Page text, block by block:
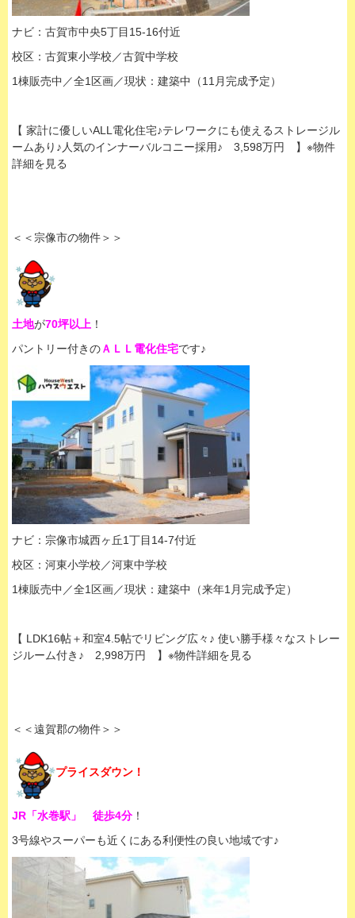
ナビ：古賀市中央5丁目15-16付近
校区：古賀東小学校／古賀中学校
1棟販売中／全1区画／現状：建築中（11月完成予定）
【 家計に優しいALL電化住宅♪テレワークにも使えるストレージル
ームあり♪人気のインナーバルコニー採用♪ 3,598万円 】※物件
詳細を見る
＜＜宗像市の物件＞＞
土地が70坪以上 ！
パントリー付きのＡＬＬ電化住宅です♪
ナビ：宗像市城西ヶ丘1丁目14-7付近
校区：河東小学校／河東中学校
1棟販売中／全1区画／現状：建築中（来年1月完成予定）
【 LDK16帖＋和室4.5帖でリビング広々♪ 使い勝手様々なストレー
ジルーム付き♪ 2,998万円 】※物件詳細を見る
＜＜遠賀郡の物件＞＞
プライスダウン！
JR「水巻駅」 徒歩4分 ！
3号線やスーパーも近くにある利便性の良い地域です♪